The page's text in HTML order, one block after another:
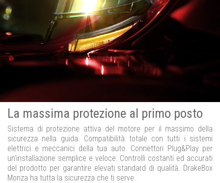
La massima protezione al primo posto
Sistema di protezione attiva del motore per il massimo della
sicurezza nella guida. Compatibilità totale con tutti i sistemi
elettrici e meccanici della tua auto. Connettori Plug&Play per
un’installazione semplice e veloce. Controlli costanti ed accurati
del prodotto per garantire elevati standard di qualità. DrakeBox
Monza ha tutta la sicurezza che ti serve.